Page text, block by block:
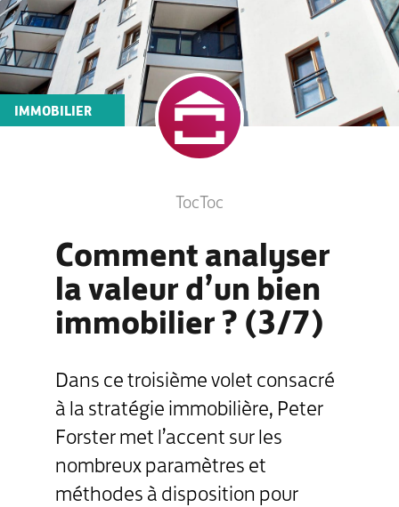
IMMOBILIER
TocToc
Comment analyser
la valeur d’un bien
immobilier ? (3/7)
Dans ce troisième volet consacré
à la stratégie immobilière, Peter
Forster met l’accent sur les
nombreux paramètres et
méthodes à disposition pour